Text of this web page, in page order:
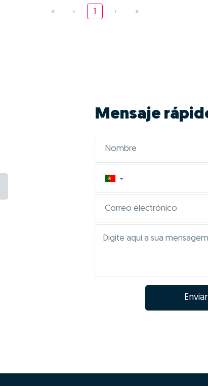
« ‹ 1 › »
Mensaje
▼
Enviar